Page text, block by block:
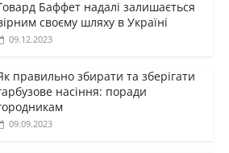
Баффет надалі залишається
своєму шляху в Україні
09.12.2023
правильно збирати та зберігати
насіння: поради
09.09.2023